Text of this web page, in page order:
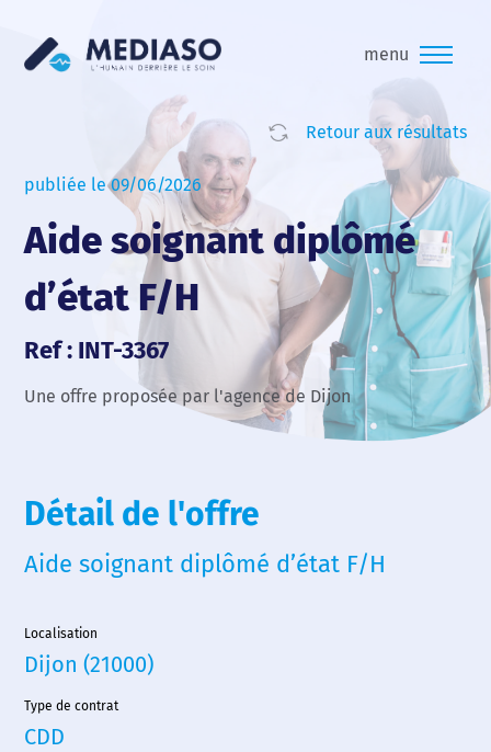
menu
Retour aux résultats
publiée le 09/06/2026
Aide soignant diplômé
d’état F/H
Ref : INT-3367
Une offre proposée par l'agence de Dijon
Détail de l'offre
Aide soignant diplômé d’état F/H
Localisation
Dijon (21000)
Type de contrat
CDD